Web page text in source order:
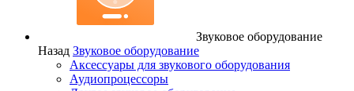
Звуковое оборудование
Назад Звуковое оборудование
Аксессуары для звукового оборудования
Аудиопроцессоры